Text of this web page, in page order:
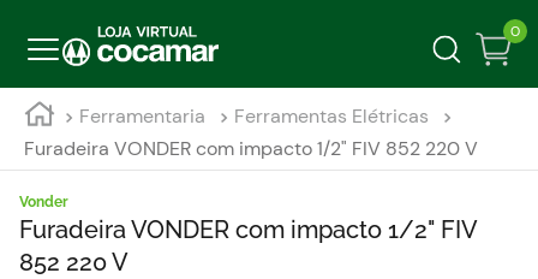
0
Ferramentaria
Ferramentas Elétricas
Furadeira VONDER com impacto 1/2" FIV 852 220 V
Vonder
Furadeira VONDER com impacto 1/2" FIV
852 220 V